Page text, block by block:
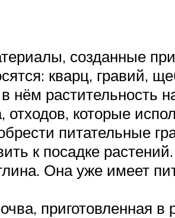
созданные
кварц, гравий,
растительность
которые
питательные
к посадке
Она уже имеет
приготовленная в